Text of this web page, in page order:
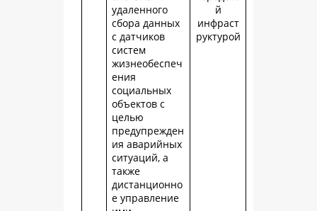
удаленного
сбора данных
с датчиков
систем
жизнеобеспеч
ения
социальных
объектов с
целью
предупрежден
ия аварийных
ситуаций, а
также
дистанционно
е управление
й
инфраст
руктурой